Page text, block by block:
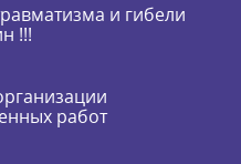
и гибели
!!!
работ